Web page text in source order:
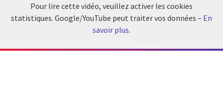
Pour lire cette vidéo, veuillez activer les cookies
statistiques. Google/YouTube peut traiter vos données – En
savoir plus.